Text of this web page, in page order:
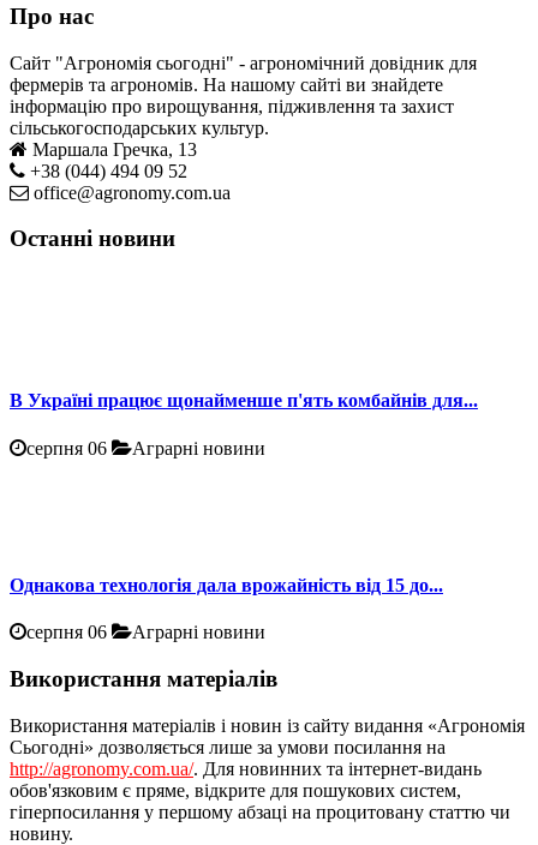
Про нас
Сайт "Агрономія сьогодні" - агрономічний довідник для
фермерів та агрономів. На нашому сайті ви знайдете
інформацію про вирощування, підживлення та захист
сільськогосподарських культур.
Маршала Гречка, 13
+38 (044) 494 09 52
office@agronomy.com.ua
Останні новини
В Україні працює щонайменше п'ять комбайнів для...
серпня 06 Аграрні новини
Однакова технологія дала врожайність від 15 до...
серпня 06 Аграрні новини
Використання матеріалів
Використання матеріалів і новин із сайту видання «Агрономія
Сьогодні» дозволяється лише за умови посилання на
http://agronomy.com.ua/. Для новинних та інтернет-видань
обов'язковим є пряме, відкрите для пошукових систем,
гіперпосилання у першому абзаці на процитовану статтю чи
новину.